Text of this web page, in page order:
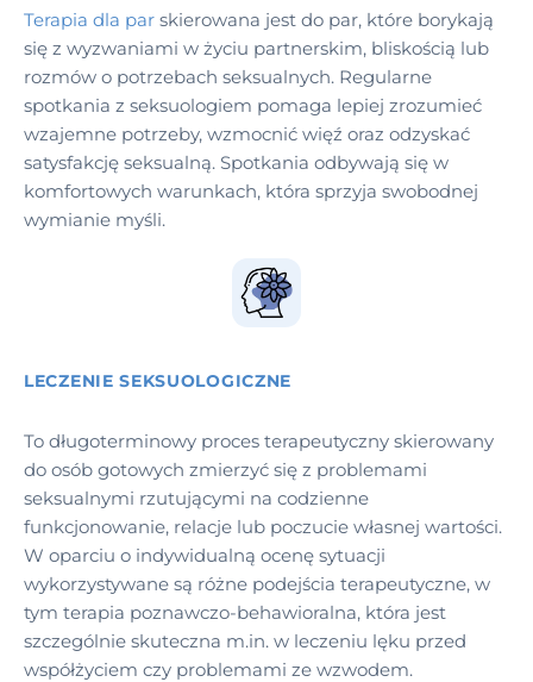
Terapia dla par skierowana jest do par, które borykają
się z wyzwaniami w życiu partnerskim, bliskością lub
rozmów o potrzebach seksualnych. Regularne
spotkania z seksuologiem pomaga lepiej zrozumieć
wzajemne potrzeby, wzmocnić więź oraz odzyskać
satysfakcję seksualną. Spotkania odbywają się w
komfortowych warunkach, która sprzyja swobodnej
wymianie myśli.
LECZENIE SEKSUOLOGICZNE
To długoterminowy proces terapeutyczny skierowany
do osób gotowych zmierzyć się z problemami
seksualnymi rzutującymi na codzienne
funkcjonowanie, relacje lub poczucie własnej wartości.
W oparciu o indywidualną ocenę sytuacji
wykorzystywane są różne podejścia terapeutyczne, w
tym terapia poznawczo-behawioralna, która jest
szczególnie skuteczna m.in. w leczeniu lęku przed
współżyciem czy problemami ze wzwodem.